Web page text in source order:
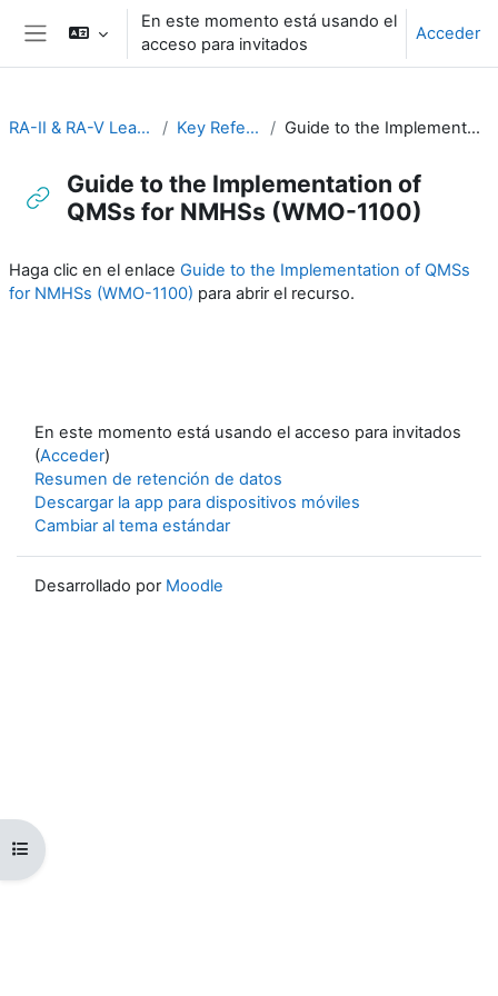
Salta al contenido principal
Panel lateral
En este momento está usando el
acceso para invitados
Acceder
Abrir índice del curso
RA-II & RA-V Leadership and Management Key Reference Publications Guide to the Implementation of QMSs for NMHSs (WMO-1100)
Guide to the Implementation of
QMSs for NMHSs (WMO-1100)
Haga clic en el enlace Guide to the Implementation of QMSs
for NMHSs (WMO-1100) para abrir el recurso.
En este momento está usando el acceso para invitados
(Acceder)
Resumen de retención de datos
Descargar la app para dispositivos móviles
Cambiar al tema estándar
Desarrollado por Moodle